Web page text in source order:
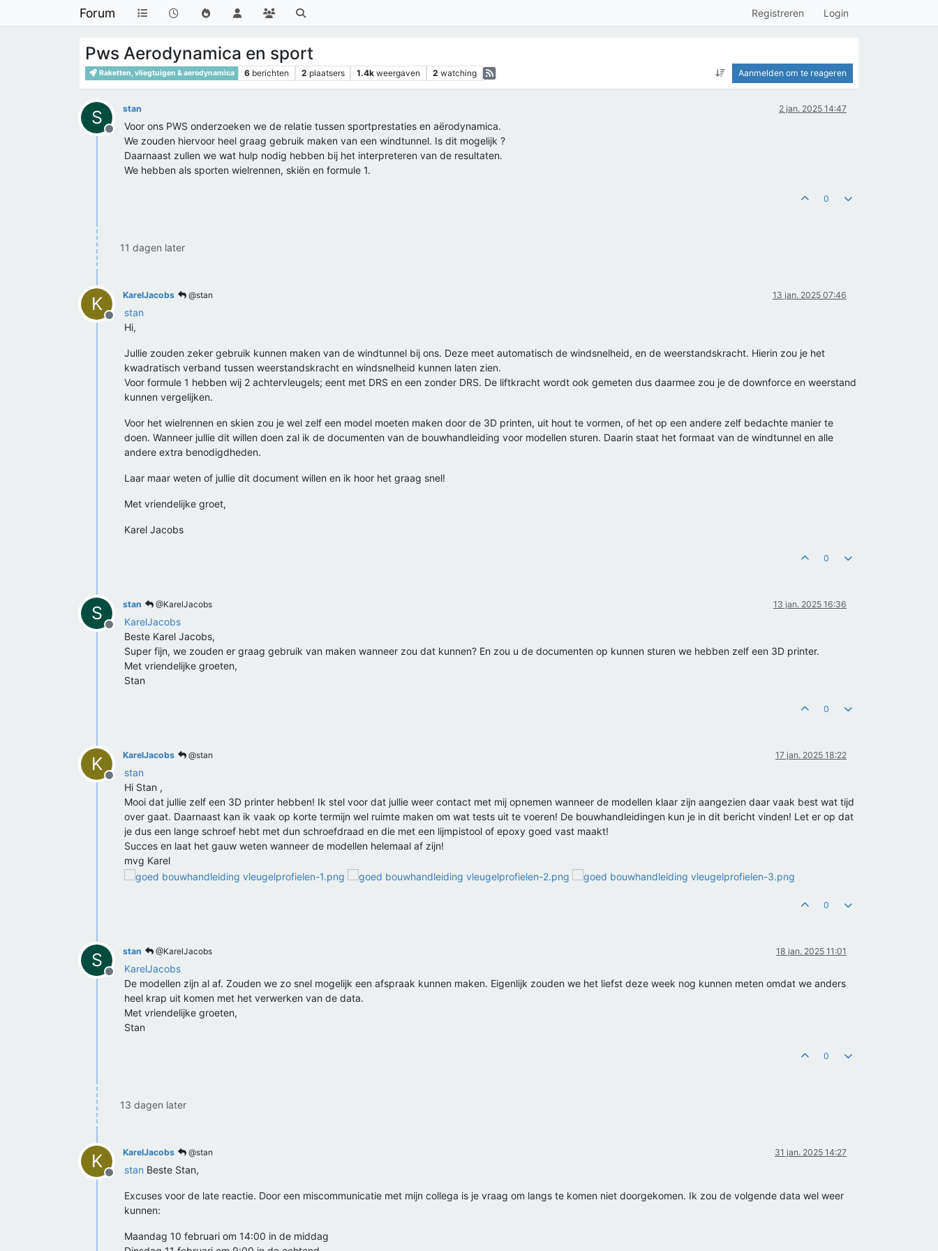
Forum Registreren Login
Pws Aerodynamica en sport
Raketten, vliegtuigen & aerodynamica 6 berichten 2 plaatsers 1.4k weergaven 2 watching Aanmelden om te reageren
S
Offline
stan 2 jan. 2025 14:47
Voor ons PWS onderzoeken we de relatie tussen sportprestaties en aërodynamica.
We zouden hiervoor heel graag gebruik maken van een windtunnel. Is dit mogelijk ?
Daarnaast zullen we wat hulp nodig hebben bij het interpreteren van de resultaten.
We hebben als sporten wielrennen, skiën en formule 1.
0
11 dagen later
K
Offline
KarelJacobs @stan 13 jan. 2025 07:46
stan
Hi,
Jullie zouden zeker gebruik kunnen maken van de windtunnel bij ons. Deze meet automatisch de windsnelheid, en de weerstandskracht. Hierin zou je het
kwadratisch verband tussen weerstandskracht en windsnelheid kunnen laten zien.
Voor formule 1 hebben wij 2 achtervleugels; eent met DRS en een zonder DRS. De liftkracht wordt ook gemeten dus daarmee zou je de downforce en weerstand
kunnen vergelijken.
Voor het wielrennen en skien zou je wel zelf een model moeten maken door de 3D printen, uit hout te vormen, of het op een andere zelf bedachte manier te
doen. Wanneer jullie dit willen doen zal ik de documenten van de bouwhandleiding voor modellen sturen. Daarin staat het formaat van de windtunnel en alle
andere extra benodigdheden.
Laar maar weten of jullie dit document willen en ik hoor het graag snel!
Met vriendelijke groet,
Karel Jacobs
0
S
Offline
stan @KarelJacobs 13 jan. 2025 16:36
KarelJacobs
Beste Karel Jacobs,
Super fijn, we zouden er graag gebruik van maken wanneer zou dat kunnen? En zou u de documenten op kunnen sturen we hebben zelf een 3D printer.
Met vriendelijke groeten,
Stan
0
K
Offline
KarelJacobs @stan 17 jan. 2025 18:22
stan
Hi Stan ,
Mooi dat jullie zelf een 3D printer hebben! Ik stel voor dat jullie weer contact met mij opnemen wanneer de modellen klaar zijn aangezien daar vaak best wat tijd
over gaat. Daarnaast kan ik vaak op korte termijn wel ruimte maken om wat tests uit te voeren! De bouwhandleidingen kun je in dit bericht vinden! Let er op dat
je dus een lange schroef hebt met dun schroefdraad en die met een lijmpistool of epoxy goed vast maakt!
Succes en laat het gauw weten wanneer de modellen helemaal af zijn!
mvg Karel
0
S
Offline
stan @KarelJacobs 18 jan. 2025 11:01
KarelJacobs
De modellen zijn al af. Zouden we zo snel mogelijk een afspraak kunnen maken. Eigenlijk zouden we het liefst deze week nog kunnen meten omdat we anders
heel krap uit komen met het verwerken van de data.
Met vriendelijke groeten,
Stan
0
13 dagen later
K
Offline
KarelJacobs @stan 31 jan. 2025 14:27
stan Beste Stan,
Excuses voor de late reactie. Door een miscommunicatie met mijn collega is je vraag om langs te komen niet doorgekomen. Ik zou de volgende data wel weer
kunnen:
Maandag 10 februari om 14:00 in de middag